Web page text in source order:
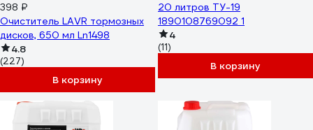
398 ₽
Очиститель LAVR тормозных
дисков, 650 мл Ln1498
4.8
(227)
В корзину
20 литров ТУ-19
1890108769092 1
4
(11)
В корзину